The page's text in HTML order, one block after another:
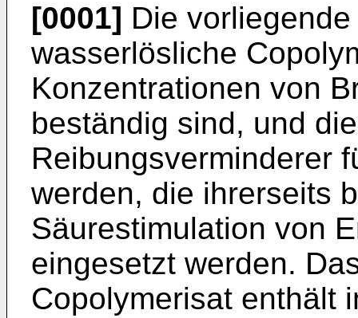
[0001] Die
wasserlösliche
Konzentrationen von
beständig sind, und
Reibungsverminderer
werden, die ihrerseits
Säurestimulation von
eingesetzt werden.
Copolymerisat enthält